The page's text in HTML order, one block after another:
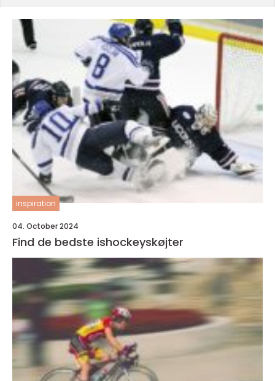
Hvad er saunagus?...
inspiration
04. October 2024
Find de bedste ishockeyskøjter